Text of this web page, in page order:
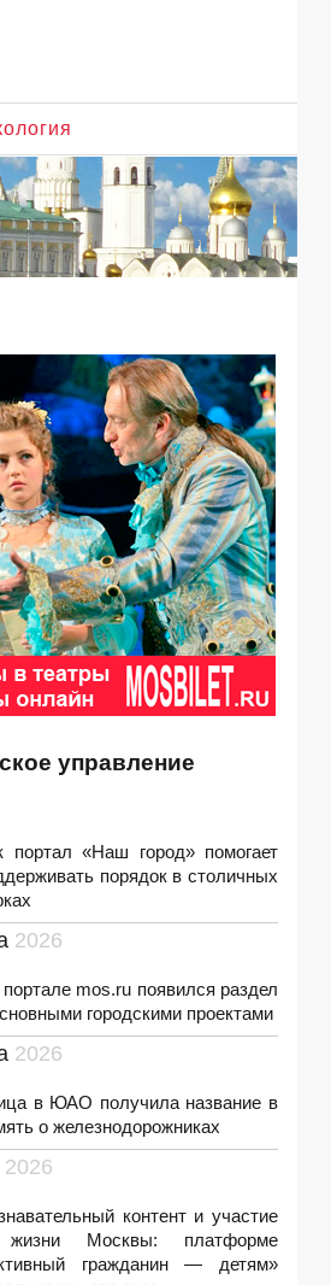
управление
портал «Наш город» помогает
порядок в столичных
2026
mos.ru появился раздел
городскими проектами
2026
в ЮАО получила название в
о железнодорожниках
2026
контент и участие
Москвы: платформе
гражданин — детям»